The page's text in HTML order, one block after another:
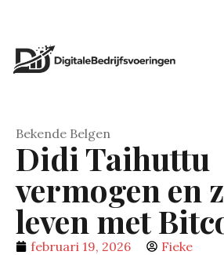
Bekende Belgen
Didi Taihuttu
vermogen en
leven met
februari 19, 2026
Fieke